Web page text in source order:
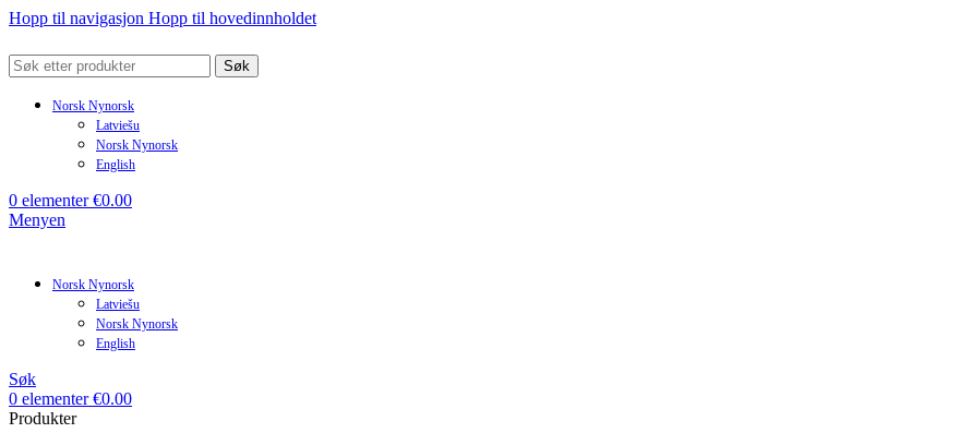
Hopp til navigasjon Hopp til hovedinnholdet
Søk
Norsk Nynorsk
Latviešu
Norsk Nynorsk
English
0 elementer €0.00
Menyen
Norsk Nynorsk
Latviešu
Norsk Nynorsk
English
Søk
0 elementer €0.00
Produkter